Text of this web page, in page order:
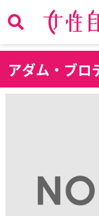
アダム・ブロ